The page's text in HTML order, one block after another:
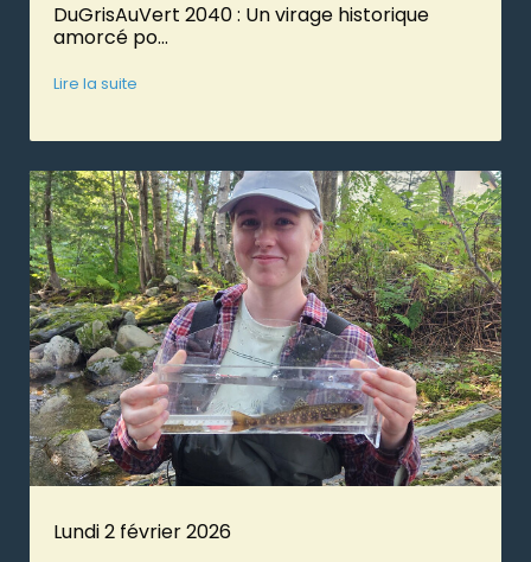
DuGrisAuVert 2040 : Un virage historique
amorcé po...
Lire la suite
Lundi 2 février 2026